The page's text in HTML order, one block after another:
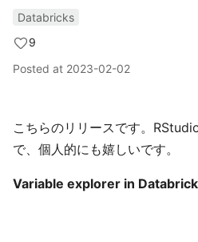
Databricks
9
Posted at 2023-02-02
こちらのリリースです。
で、個人的にも嬉しいです。
Variable explorer in